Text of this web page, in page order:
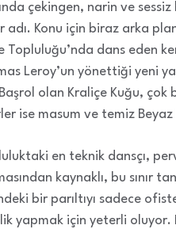
çekingen, narin ve
Konu için biraz arka
Topluluğu’nda dans eden
Leroy’un yönettiği yeni
olan Kraliçe Kuğu, çok
ise masum ve temiz Beyaz
en teknik dansçı,
kaynaklı, bu sınır
bir parıltıyı sadece
yapmak için yeterli oluyor.